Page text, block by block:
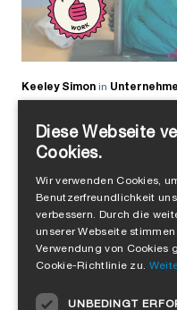
Keeley Simon in
Früh übt sich:
Zukunftstag bei
Diese Webseite
Cookies.
Wir verwenden Cookies,
Benutzerfreundlichkeit
verbessern. Durch die
unserer Webseite
Verwendung von Cookies
Cookie-Richtlinie zu.
UNBEDINGT